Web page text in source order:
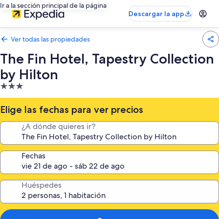
Ir a la sección principal de la página
Descargar la app
Ver todas las propiedades
The Fin Hotel, Tapestry Collection
by Hilton
Propiedad
de
3.0
estrellas
Elige las fechas para ver precios
¿A dónde quieres ir?
Fechas
Huéspedes